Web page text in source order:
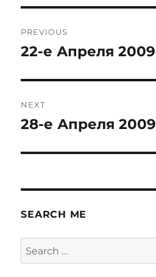
navigation
PREVIOUS
Previous
22-е Апреля 2009
NEXT
Next
28-е Апреля 2009
SEARCH ME
Search
for: